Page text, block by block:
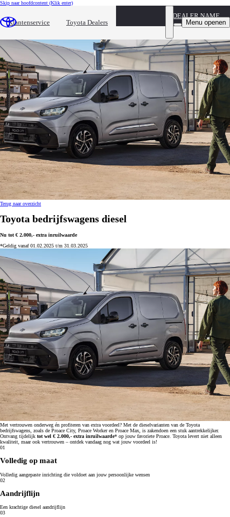
Skip naar hoofdcontent (Klik enter)
Klantenservice Toyota Dealers
DEALER NAME
Menu openen
Toyota bedrijfswagens diesel
Terug naar overzicht
Toyota bedrijfswagens diesel
Nu tot € 2.000,- extra inruilwaarde
*Geldig vanaf 01.02.2025 t/m 31.03.2025
Met vertrouwen onderweg én profiteren van extra voordeel? Met de dieselvarianten van de Toyota
bedrijfswagens, zoals de Proace City, Proace Worker en Proace Max, is zakendoen een stuk aantrekkelijker.
Ontvang tijdelijk tot wel € 2.000,- extra inruilwaarde* op jouw favoriete Proace. Toyota levert niet alleen
kwaliteit, maar ook vertrouwen – ontdek vandaag nog wat jouw voordeel is!
01
Volledig op maat
Volledig aangepaste inrichting die voldoet aan jouw persoonlijke wensen
02
Aandrijflijn
Een krachtige diesel aandrijflijn
03